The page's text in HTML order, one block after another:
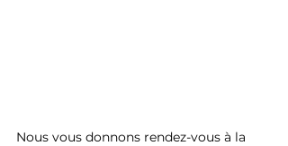
Nous vous donnons rendez-vous à la